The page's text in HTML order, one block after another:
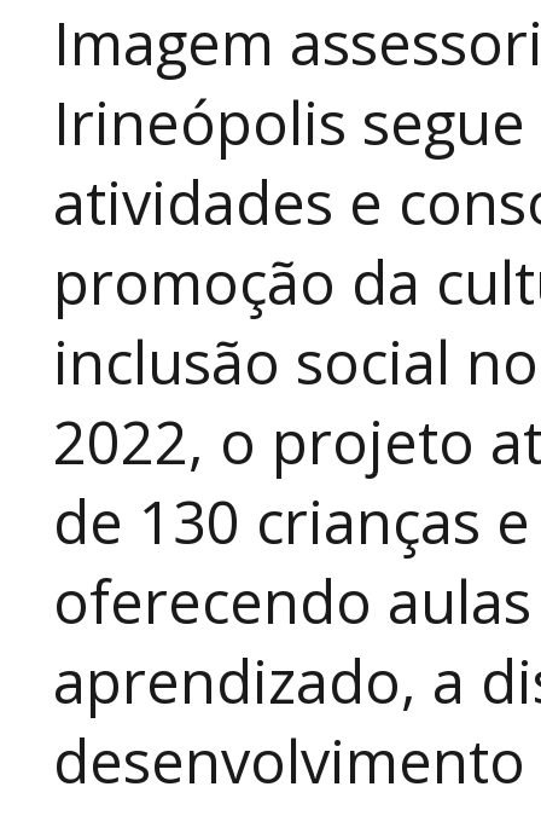
Imagem
Irineópolis
atividades e
promoção da
inclusão social
2022, o projeto
de 130 crianças
oferecendo
aprendizado, a